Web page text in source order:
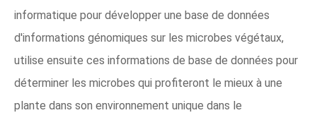
informatique pour développer une base de données
d'informations génomiques sur les microbes végétaux,
utilise ensuite ces informations de base de données pour
déterminer les microbes qui profiteront le mieux à une
plante dans son environnement unique dans le